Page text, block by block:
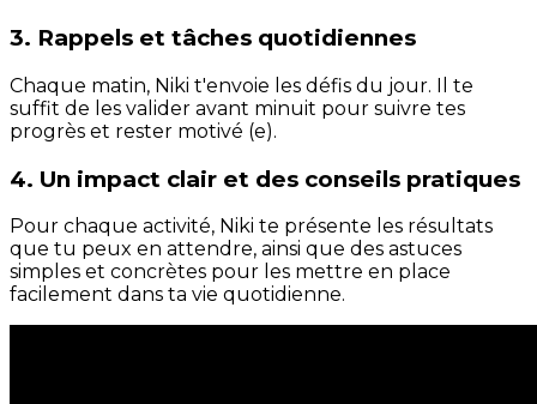
3. Rappels et tâches quotidiennes
Chaque matin, Niki t'envoie les défis du jour. Il te
suffit de les valider avant minuit pour suivre tes
progrès et rester motivé (e).
4. Un impact clair et des conseils pratiques
Pour chaque activité, Niki te présente les résultats
que tu peux en attendre, ainsi que des astuces
simples et concrètes pour les mettre en place
facilement dans ta vie quotidienne.